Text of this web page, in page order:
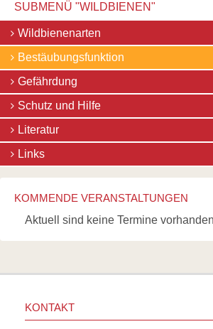
SUBMENÜ "WILDBIENEN"
Navigation
überspringen
Wildbienenarten
Bestäubungsfunktion
Gefährdung
Schutz und Hilfe
Literatur
Links
KOMMENDE VERANSTALTUNGEN
Aktuell sind keine Termine
KONTAKT